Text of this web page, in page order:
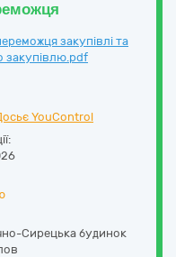
закупівлі та
закупівлю.pdf
YouControl
Сирецька будинок